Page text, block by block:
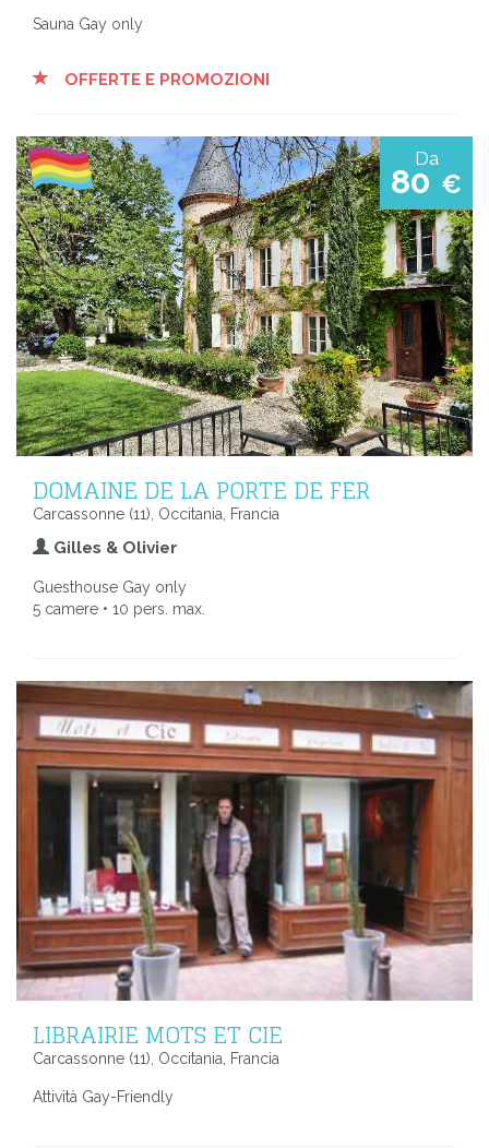
Sauna Gay only
OFFERTE E PROMOZIONI
Da
80 €
DOMAINE DE LA PORTE DE FER
Carcassonne (11), Occitania, Francia
Gilles & Olivier
Guesthouse Gay only
5 camere • 10 pers. max.
LIBRAIRIE MOTS ET CIE
Carcassonne (11), Occitania, Francia
Attività Gay-Friendly